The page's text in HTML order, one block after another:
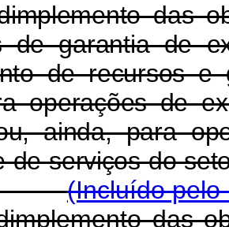
das
de garantia de
de recursos
operações de
ainda, para
de serviços do
(Incluído pelo
das